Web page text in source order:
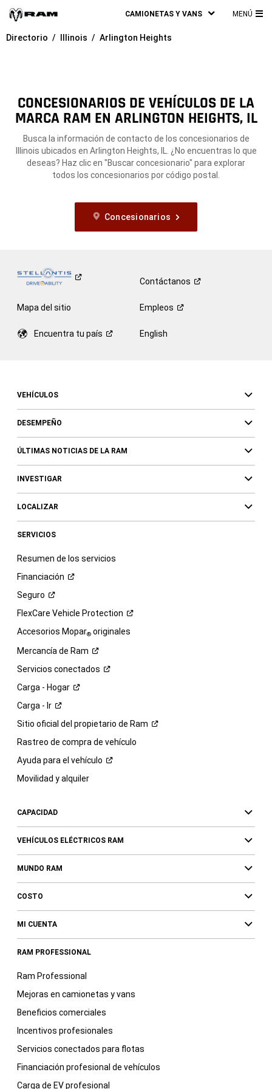
CAMIONETAS Y VANS MENÚ
Directorio Illinois Arlington Heights
CONCESIONARIOS DE VEHÍCULOS DE LA
MARCA RAM EN ARLINGTON HEIGHTS, IL
Busca la información de contacto de los concesionarios de
Illinois ubicados en Arlington Heights, IL. ¿No encuentras lo que
deseas? Haz clic en "Buscar concesionario" para explorar
todos los concesionarios por código postal.
Concesionarios
Contáctanos
Mapa del sitio Empleos
Encuentra tu país English
VEHÍCULOS
DESEMPEÑO
ÚLTIMAS NOTICIAS DE LA RAM
INVESTIGAR
LOCALIZAR
SERVICIOS
Resumen de los servicios
Financiación
Seguro
FlexCare Vehicle Protection
Accesorios Mopar®originales
Mercancía de Ram
Servicios conectados
Carga - Hogar
Carga - Ir
Sitio oficial del propietario de Ram
Rastreo de compra de vehículo
Ayuda para el vehículo
Movilidad y alquiler
CAPACIDAD
VEHÍCULOS ELÉCTRICOS RAM
MUNDO RAM
COSTO
MI CUENTA
RAM PROFESSIONAL
Ram Professional
Mejoras en camionetas y vans
Beneficios comerciales
Incentivos profesionales
Servicios conectados para flotas
Financiación profesional de vehículos
Carga de EV profesional